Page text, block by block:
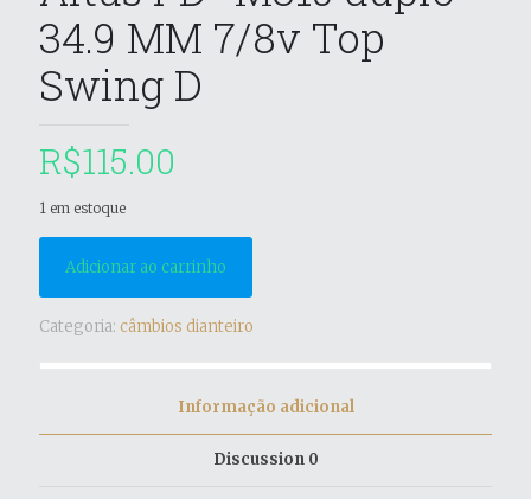
34.9 MM 7/8v Top
Swing D
R$115.00
1 em estoque
Adicionar ao carrinho
Categoria: câmbios dianteiro
Informação adicional
Discussion 0